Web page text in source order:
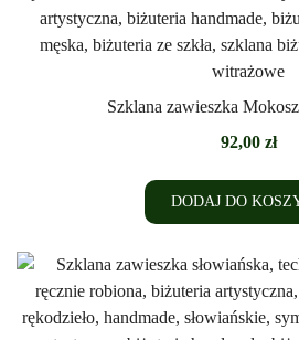
Szklana zawieszka
92,00 zł
DODAJ DO